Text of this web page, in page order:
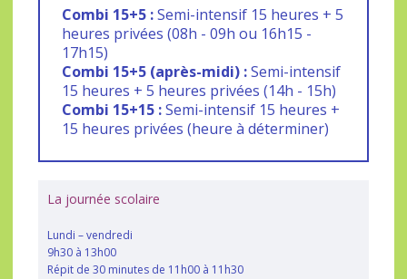
Combi 15+5 :Semi-intensif 15 heures + 5
heures privées (08h - 09h ou 16h15 -
17h15)
Combi 15+5 (après-midi) :Semi-intensif
15 heures + 5 heures privées (14h - 15h)
Combi 15+15 :Semi-intensif 15 heures +
15 heures privées (heure à déterminer)
La journée scolaire
Lundi – vendredi
9h30 à 13h00
Répit de 30 minutes de 11h00 à 11h30